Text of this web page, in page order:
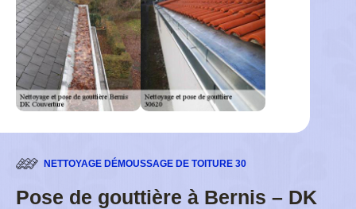
NETTOYAGE DÉMOUSSAGE DE TOITURE 30
Pose de gouttière à Bernis – DK